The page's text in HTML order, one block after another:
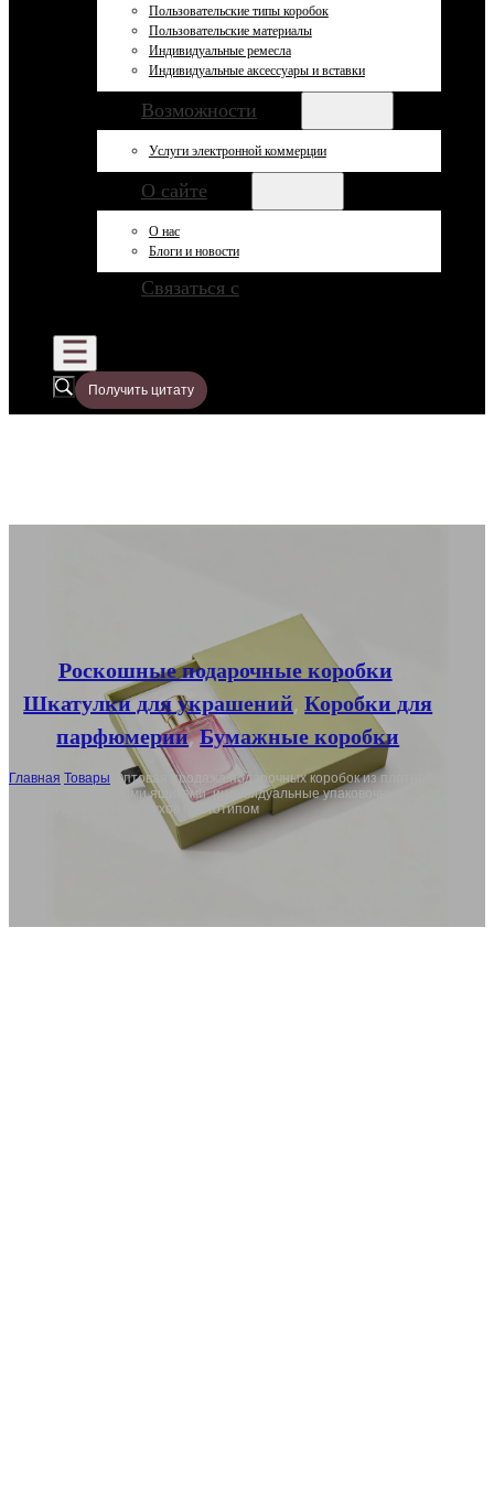
Пользовательские типы коробок
Пользовательские материалы
Индивидуальные ремесла
Индивидуальные аксессуары и вставки
Возможности
Услуги электронной коммерции
О сайте
О нас
Блоги и новости
Связаться с
Получить цитату
Роскошные подарочные коробки
Шкатулки для украшений,Коробки для
парфюмерии,Бумажные коробки
Главная Товары
Оптовая продажа подарочных коробок из плотной
бумаги с выдвижными ящиками, индивидуальные упаковочные
коробки для элитных духов с логотипом